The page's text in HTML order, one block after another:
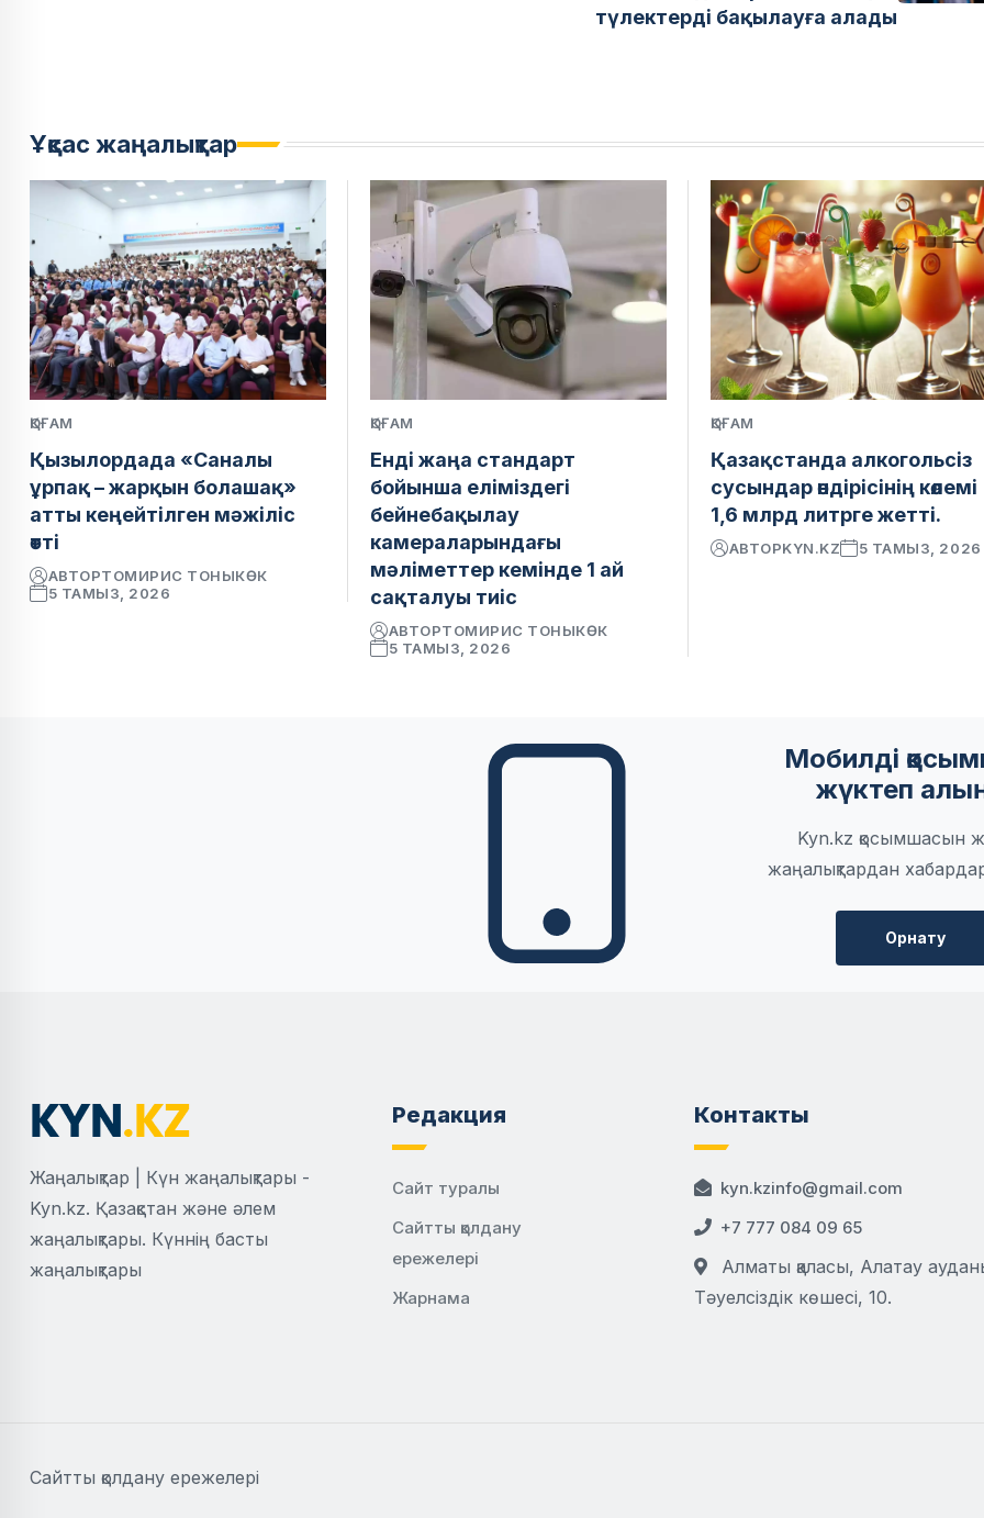
түлектерді бақылауға алады
Ұқсас жаңалықтар
ҚОҒАМ
Қызылордада «Саналы
ұрпақ – жарқын болашақ»
атты кеңейтілген мәжіліс
өтті
АВТОРТОМИРИС ТОНЫКӨК
5 ТАМЫЗ, 2026
ҚОҒАМ
Енді жаңа стандарт
бойынша еліміздегі
бейнебақылау
камераларындағы
мәліметтер кемінде 1 ай
сақталуы тиіс
АВТОРТОМИРИС ТОНЫКӨК
5 ТАМЫЗ, 2026
ҚОҒАМ
Қазақстанда алкогольсіз
сусындар өндірісінің көлемі
1,6 млрд литрге жетті.
АВТОРKYN.KZ 5 ТАМЫЗ, 2026
Мобилді
жүктеп
Kyn.kz қосымшасын
жаңалықтардан
Орнату
Жаңалықтар | Күн жаңалықтары -
Kyn.kz. Қазақстан және әлем
жаңалықтары. Күннің басты
жаңалықтары
Редакция
Сайт туралы
Сайтты қолдану
ережелері
Жарнама
Контакты
kyn.kzinfo@gmail.com
+7 777 084 09 65
Алматы қаласы, Алатау
Тәуелсіздік көшесі, 10.
Сайтты қолдану ережелері